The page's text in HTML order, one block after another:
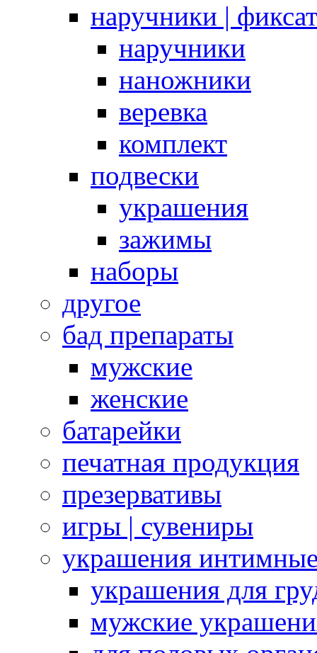
наручники |
наручники
наножники
веревка
комплект
подвески
украшения
зажимы
наборы
другое
бад препараты
мужские
женские
батарейки
печатная продукция
презервативы
игры | сувениры
украшения
украшения для
мужские